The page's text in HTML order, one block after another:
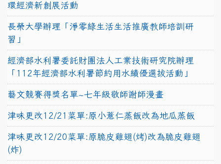
環經濟新創展活動
長榮大學辦理「淨零綠生活生活推廣教師培訓研
習」
經濟部水利署委託財團法人工業技術研究院辦理
「112年經濟部水利署節約用水績優選拔活動」
藝文競賽得獎名單~七年級敬師謝師漫畫
津味更改12/21菜單:原小薏仁蒸飯改為地瓜蒸飯
津味更改12/20菜單:原脆皮雞翅(烤)改為脆皮雞翅
(炸)